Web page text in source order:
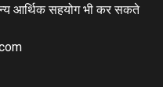
आर्थिक सहयोग भी कर सकते